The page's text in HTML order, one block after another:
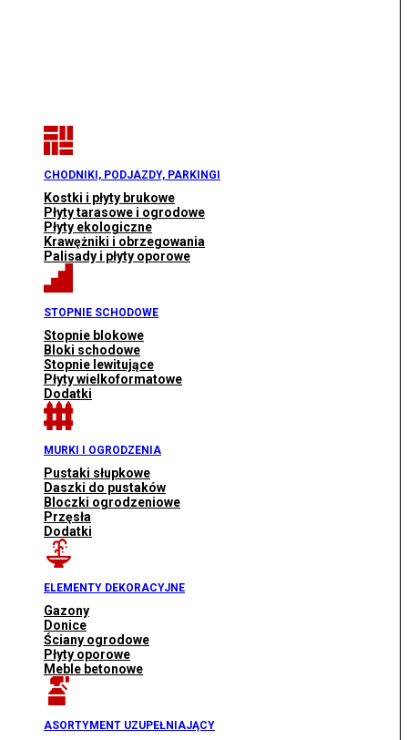
CHODNIKI, PODJAZDY, PARKINGI
Kostki i płyty brukowe
Płyty tarasowe i ogrodowe
Płyty ekologiczne
Krawężniki i obrzegowania
Palisady i płyty oporowe
STOPNIE SCHODOWE
Stopnie blokowe
Bloki schodowe
Stopnie lewitujące
Płyty wielkoformatowe
Dodatki
MURKI I OGRODZENIA
Pustaki słupkowe
Daszki do pustaków
Bloczki ogrodzeniowe
Przęsła
Dodatki
ELEMENTY DEKORACYJNE
Gazony
Donice
Ściany ogrodowe
Płyty oporowe
Meble betonowe
ASORTYMENT UZUPEŁNIAJĄCY